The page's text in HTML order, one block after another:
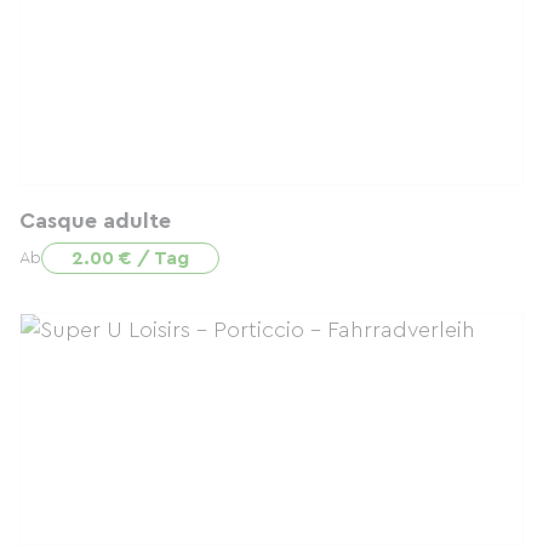
Casque adulte
Ab 2.00 € / Tag